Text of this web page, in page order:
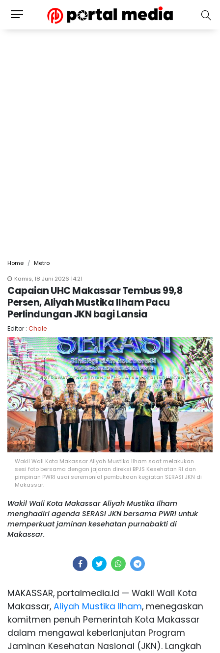
Home
Metro
Kamis, 18 Juni 2026 14:21
Capaian UHC Makassar Tembus 99,8
Persen, Aliyah Mustika Ilham Pacu
Perlindungan JKN bagi Lansia
Editor : Chale
Wakil Wali Kota Makassar Aliyah Mustika Ilham saat melakukan
sesi foto bersama dengan jajaran direksi BPJS Kesehatan RI dan
pimpinan PWRI usai seremonial pembukaan kegiatan SERASI JKN di
Makassar.
Wakil Wali Kota Makassar Aliyah Mustika Ilham
menghadiri agenda SERASI JKN bersama PWRI untuk
memperkuat jaminan kesehatan purnabakti di
Makassar.
MAKASSAR, portalmedia.id — Wakil Wali Kota
Makassar, Aliyah Mustika Ilham, menegaskan
komitmen penuh Pemerintah Kota Makassar
dalam mengawal keberlanjutan Program
Jaminan Kesehatan Nasional (JKN). Langkah